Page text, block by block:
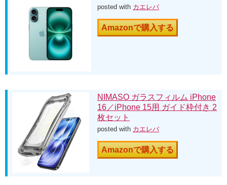
posted with カエレバ
Amazonで購入する
NIMASO ガラスフィルム iPhone
16／iPhone 15用 ガイド枠付き 2
枚セット
posted with カエレバ
Amazonで購入する